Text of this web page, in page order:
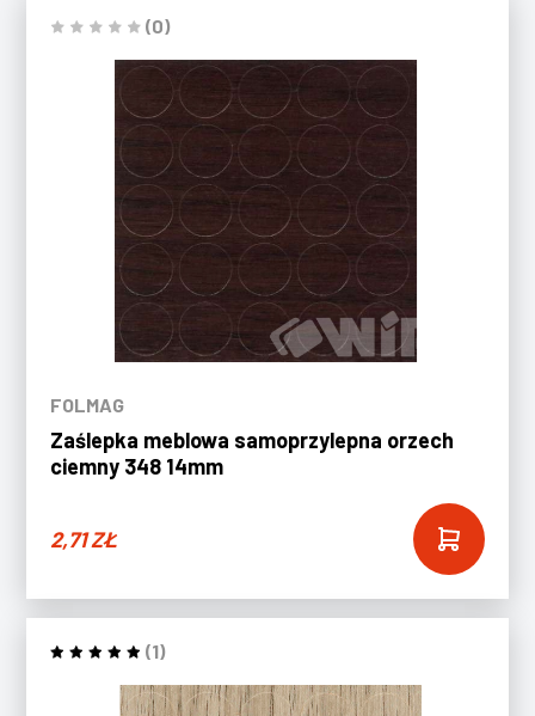
(0)
FOLMAG
Zaślepka meblowa samoprzylepna orzech
ciemny 348 14mm
2,71ZŁ
(1)